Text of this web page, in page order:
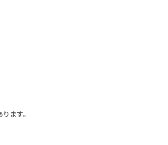
ます。